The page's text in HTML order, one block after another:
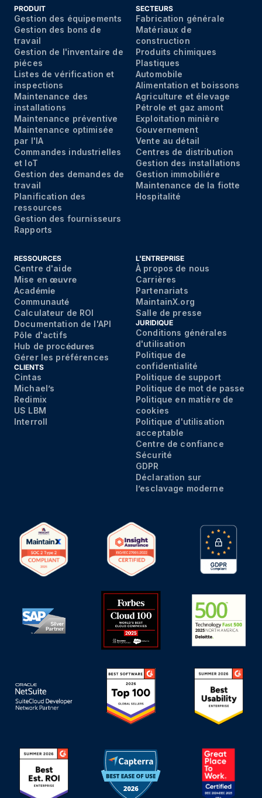
PRODUIT
Gestion des équipements
Gestion des bons de
travail
Gestion de l'inventaire de
piéces
Listes de vérification et
inspections
Maintenance des
installations
Maintenance préventive
Maintenance optimisée
par I'IA
Commandes industrielles
et IoT
Gestion des demandes de
travail
Planification des
ressources
Gestion des fournisseurs
Rapports
SECTEURS
Fabrication générale
Matériaux de
construction
Produits chimiques
Plastiques
Automobile
Alimentation et boissons
Agriculture et élevage
Pétrole et gaz amont
Exploitation minière
Gouvernement
Vente au détail
Centres de distribution
Gestion des installations
Gestion immobiliére
Maintenance de la fiotte
Hospitalité
RESSOURCES
Centre d'aide
Mise enœuvre
Académie
Communauté
Calculateur de ROI
Documentation de l'API
Pôle d'actifs
Hub de procédures
Gérer les préférences
CLIENTS
Cintas
Michael’s
Redimix
US LBM
Interroll
L'ENTREPRISE
À propos de nous
Carrières
Partenariats
MaintainX.org
Salle de presse
JURIDIQUE
Conditions générales
d'utilisation
Politique de
confidentialité
Politique de support
Politique de mot de passe
Politique en matière de
cookies
Politique d'utilisation
acceptable
Centre de confiance
Sécurité
GDPR
Déclaration sur
l’esclavage moderne